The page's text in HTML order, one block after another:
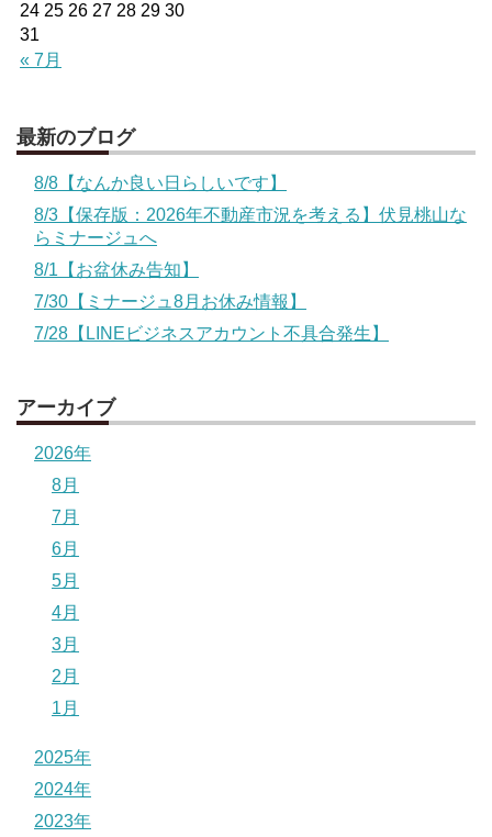
« 7月
24 25 26 27 28 29 30
31
最新のブログ
8/8【なんか良い日らしいです】
8/3【保存版：2026年不動産市況を考える】伏見桃山な
らミナージュへ
8/1【お盆休み告知】
7/30【ミナージュ8月お休み情報】
7/28【LINEビジネスアカウント不具合発生】
アーカイブ
2026年
8月
7月
6月
5月
4月
3月
2月
1月
2025年
2024年
2023年